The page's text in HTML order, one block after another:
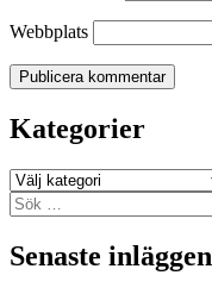
Webbplats
Kategorier
Kategorier
Sök
efter:
Senaste inläggen